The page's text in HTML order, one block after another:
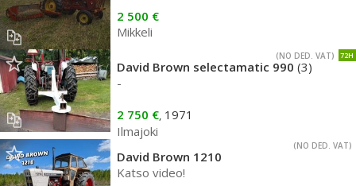
2 500 €
Mikkeli
72H
(NO DED. VAT)
David Brown selectamatic 990 (3)
-
2 750 €, 1971
Ilmajoki
(NO DED. VAT)
David Brown 1210
Katso video!